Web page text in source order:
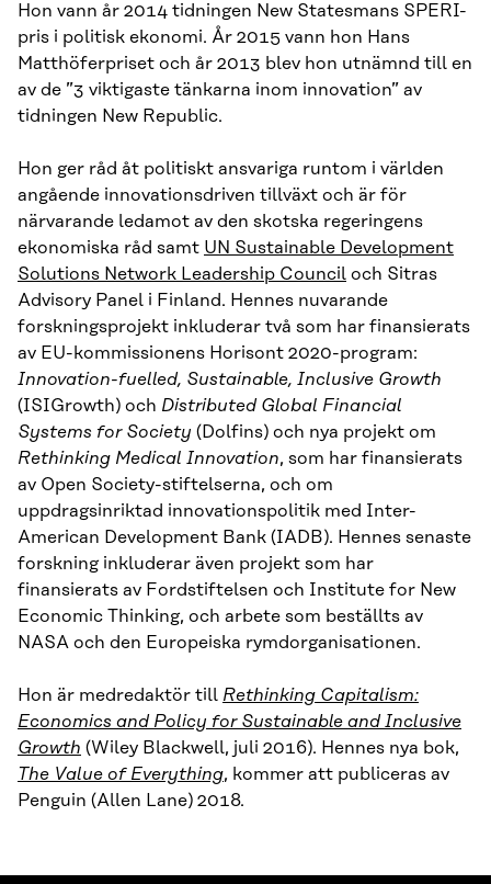
Hon vann år 2014 tidningen New Statesmans SPERI-
pris i politisk ekonomi. År 2015 vann hon Hans
Matthöferpriset och år 2013 blev hon utnämnd till en
av de ”3 viktigaste tänkarna inom innovation” av
tidningen New Republic.
Hon ger råd åt politiskt ansvariga runtom i världen
angående innovationsdriven tillväxt och är för
närvarande ledamot av den skotska regeringens
ekonomiska råd samt UN Sustainable Development
Solutions Network Leadership Council och Sitras
Advisory Panel i Finland. Hennes nuvarande
forskningsprojekt inkluderar två som har finansierats
av EU-kommissionens Horisont 2020-program:
Innovation-fuelled, Sustainable, Inclusive Growth
(ISIGrowth) och Distributed Global Financial
Systems for Society (Dolfins) och nya projekt om
Rethinking Medical Innovation, som har finansierats
av Open Society-stiftelserna, och om
uppdragsinriktad innovationspolitik med Inter-
American Development Bank (IADB). Hennes senaste
forskning inkluderar även projekt som har
finansierats av Fordstiftelsen och Institute for New
Economic Thinking, och arbete som beställts av
NASA och den Europeiska rymdorganisationen.
Hon är medredaktör till Rethinking Capitalism:
Economics and Policy for Sustainable and Inclusive
Growth (Wiley Blackwell, juli 2016). Hennes nya bok,
The Value of Everything, kommer att publiceras av
Penguin (Allen Lane) 2018.